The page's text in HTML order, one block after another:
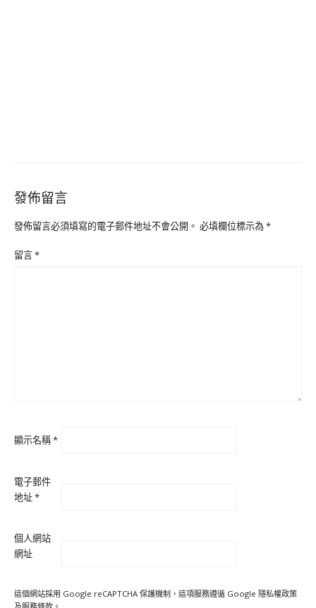
發佈留言
發佈留言必須填寫的電子郵件地址不會公開。 必填欄位標示為*
留言*
顯示名稱*
電子郵件
地址*
個人網站
網址
這個網站採用 Google reCAPTCHA 保護機制，這項服務遵循 Google 隱私權政策